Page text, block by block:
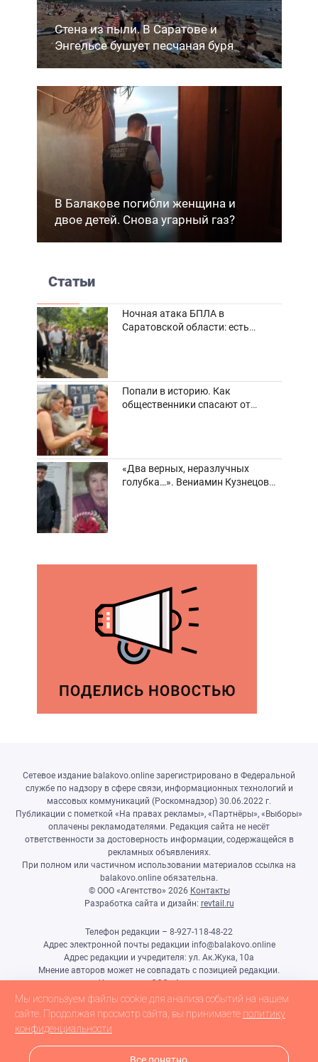
Стена из пыли. В Саратове и
Энгельсе бушует песчаная буря
В Балакове погибли женщина и
двое детей. Снова угарный газ?
Статьи
Ночная атака БПЛА в
Саратовской области: есть
Попали в историю. Как
общественники спасают от
«Два верных, неразлучных
голубка…». Вениамин Кузнецов
Сетевое издание balakovo.online зарегистрировано в Федеральной
службе по надзору в сфере связи, информационных технологий и
массовых коммуникаций (Роскомнадзор) 30.06.2022 г.
Публикации с пометкой «На правах рекламы», «Партнёры», «Выборы»
оплачены рекламодателями. Редакция сайта не несёт
ответственности за достоверность информации, содержащейся в
рекламных объявлениях.
При полном или частичном использовании материалов ссылка на
balakovo.online обязательна.
© ООО «Агентство» 2026 Контакты
Разработка сайта и дизайн: revtail.ru
Телефон редакции – 8-927-118-48-22
Адрес электронной почты редакции info@balakovo.online
Адрес редакции и учредителя: ул. Ак.Жука, 10а
Мнение авторов может не совпадать с позицией редакции.
Учредитель: ООО «Агентство»
Гл.редактор Ивлиева Н.Н.
Настоящий ресурс может содержать материалы 18+
Мы используем файлы cookie для анализа событий на нашем
сайте. Продолжая просмотр сайта, вы принимаете политику
конфиденциальности